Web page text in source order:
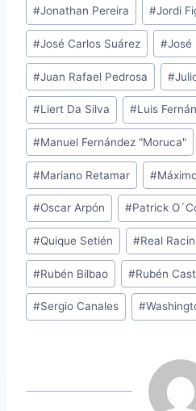
#Jonathan Pereira #Jordi
#José Carlos Suárez #José
#Juan Rafael Pedrosa #
#Liert Da Silva #Luis
#Manuel Fernández "Moruca"
#Mariano Retamar #
#Oscar Arpón #Patrick
#Quique Setién #Real
#Rubén Bilbao #Rubén
#Sergio Canales #